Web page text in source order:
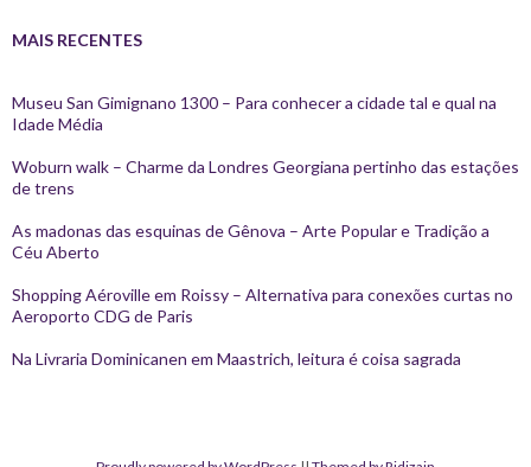
MAIS RECENTES
Museu San Gimignano 1300 – Para conhecer a cidade tal e qual na
Idade Média
Woburn walk – Charme da Londres Georgiana pertinho das estações
de trens
As madonas das esquinas de Gênova – Arte Popular e Tradição a
Céu Aberto
Shopping Aéroville em Roissy – Alternativa para conexões curtas no
Aeroporto CDG de Paris
Na Livraria Dominicanen em Maastrich, leitura é coisa sagrada